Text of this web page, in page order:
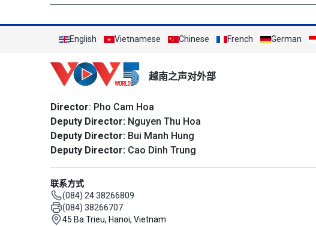
English Vietnamese Chinese French German
越南之声对外部
Director: Pho Cam Hoa
Deputy Director: Nguyen Thu Hoa
Deputy Director: Bui Manh Hung
Deputy Director: Cao Dinh Trung
联系方式
(084) 24 38266809
(084) 38266707
45 Ba Trieu, Hanoi, Vietnam